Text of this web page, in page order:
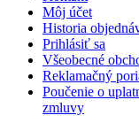
Môj účet
Historia
Prihlásiť sa
Všeobecné
Reklamačný
Poučenie o
zmluvy